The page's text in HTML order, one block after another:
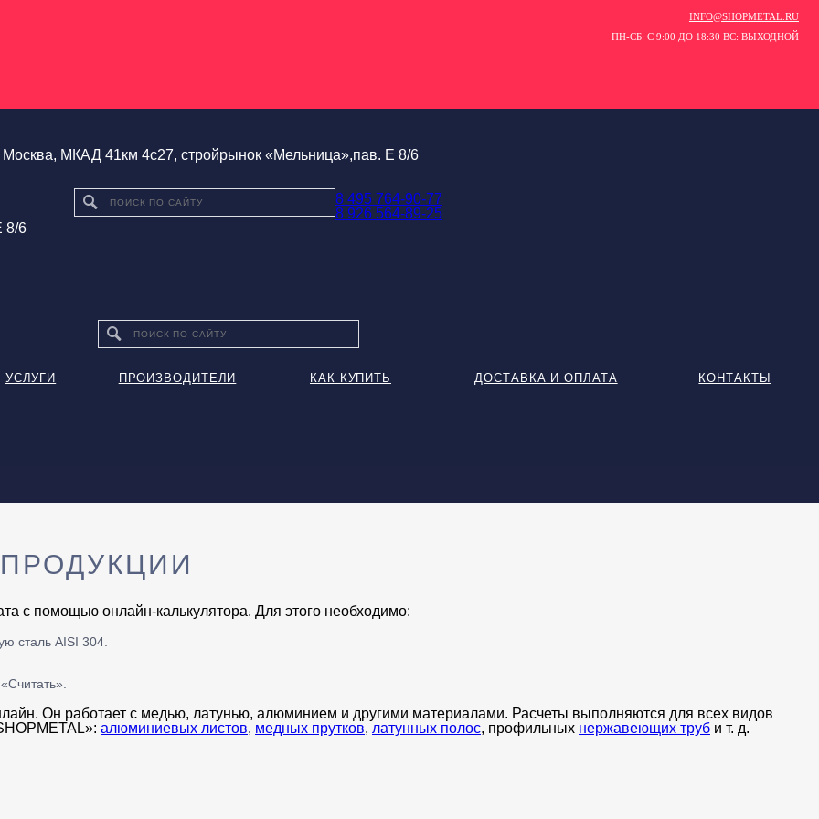
INFO@SHOPMETAL.RU
ПН-СБ: С 9:00 ДО 18:30 ВС: ВЫХОДНОЙ
Москва, МКАД 41км 4с27, стройрынок «Мельница»,пав. Е 8/6
8 495 764-90-77
8 926 564-89-25
8/6
УСЛУГИ ПРОИЗВОДИТЕЛИ КАК КУПИТЬ ДОСТАВКА И ОПЛАТА КОНТАКТЫ
с помощью онлайн-калькулятора. Для этого необходимо:
сталь AISI 304.
Он работает с медью, латунью, алюминием и другими материалами. Расчеты выполняются для всех видов
алюминиевых листов, медных прутков, латунных полос, профильных нержавеющих труб и т. д.